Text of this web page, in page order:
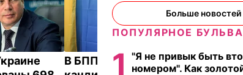
В БПП заявили, что
Больше новостей
ПОПУЛЯРНОЕ
1
"Я не привык быть
номером". Как